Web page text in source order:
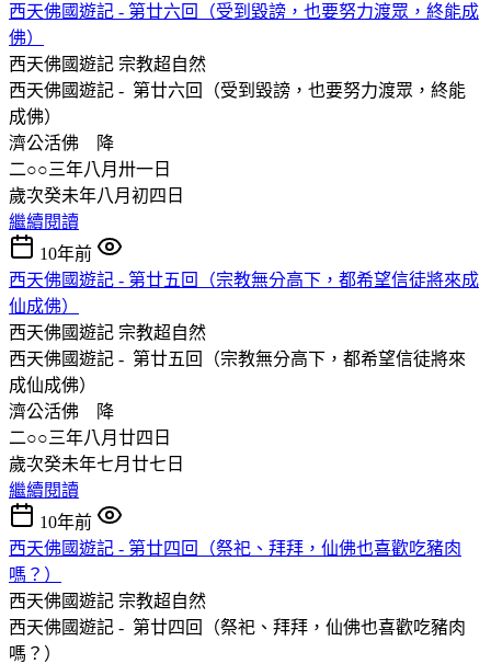
西天佛國遊記 - 第廿六回（受到毀謗，也要努力渡眾，終能成
佛）
西天佛國遊記 宗教超自然
西天佛國遊記 - 第廿六回（受到毀謗，也要努力渡眾，終能
成佛）
濟公活佛 降
二○○三年八月卅一日
歲次癸未年八月初四日
繼續閱讀
10年前
西天佛國遊記 - 第廿五回（宗教無分高下，都希望信徒將來成
仙成佛）
西天佛國遊記 宗教超自然
西天佛國遊記 - 第廿五回（宗教無分高下，都希望信徒將來
成仙成佛）
濟公活佛 降
二○○三年八月廿四日
歲次癸未年七月廿七日
繼續閱讀
10年前
西天佛國遊記 - 第廿四回（祭祀、拜拜，仙佛也喜歡吃豬肉
嗎？）
西天佛國遊記 宗教超自然
西天佛國遊記 - 第廿四回（祭祀、拜拜，仙佛也喜歡吃豬肉
嗎？）